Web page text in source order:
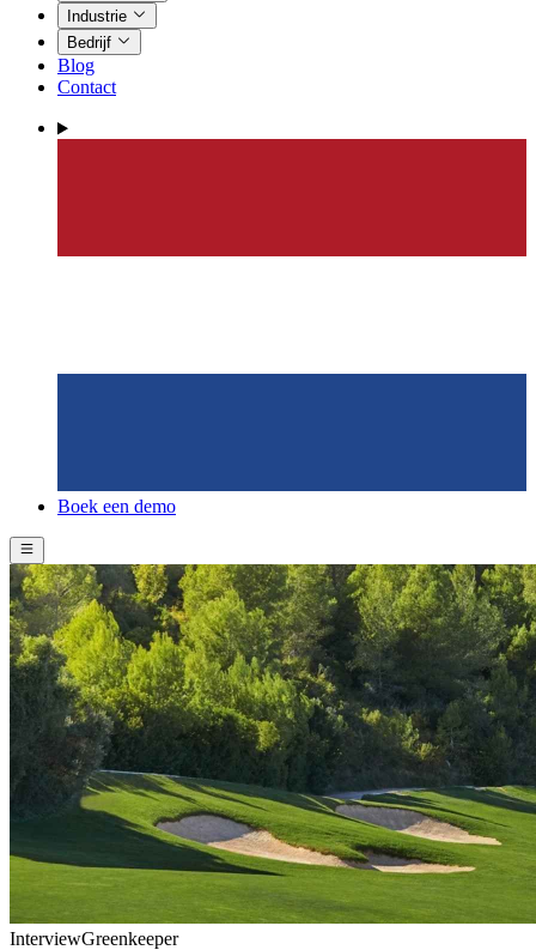
Industrie
Bedrijf
Blog
Contact
Boek een demo
InterviewGreenkeeper